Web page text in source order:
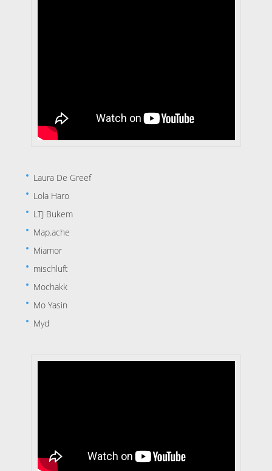
Laura De Greef
Lola Haro
LTJ Bukem
Map.ache
Miamor
mischluft
Mochakk
Mo Yasin
Myd